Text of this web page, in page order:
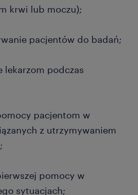
krwi lub moczu);
pacjentów do badań;
podczas
pacjentom w
z utrzymywaniem
pomocy w
sytuacjach;